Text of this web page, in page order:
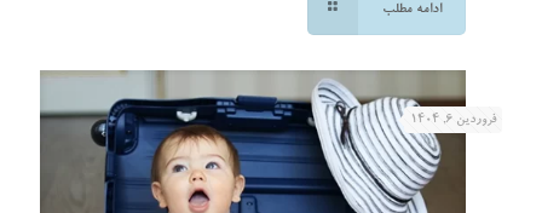
ادامه مطلب
فروردین ۶, ۱۴۰۴